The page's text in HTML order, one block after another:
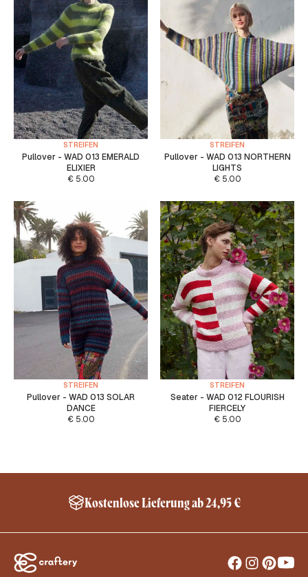
STREIFEN
Pullover - WAD 013 EMERALD
ELIXIER
€5.00
STREIFEN
Pullover - WAD 013 NORTHERN
LIGHTS
€5.00
STREIFEN
Pullover - WAD 013 SOLAR
DANCE
€5.00
STREIFEN
Seater - WAD 012 FLOURISH
FIERCELY
€5.00
Kostenlose Lieferung ab 24,95 €